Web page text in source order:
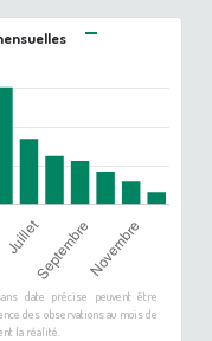
date précise peuvent être
des observations au mois de
la réalité.